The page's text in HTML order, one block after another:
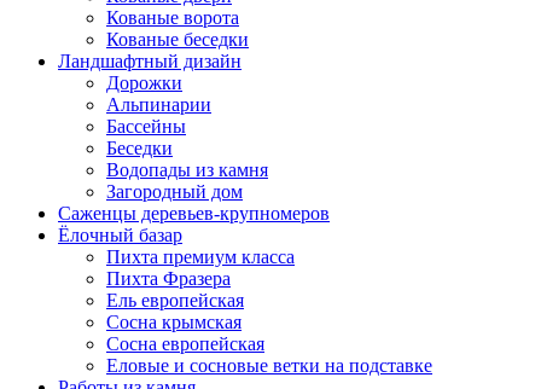
Кованые ворота
Кованые беседки
Ландшафтный дизайн
Дорожки
Альпинарии
Бассейны
Беседки
Водопады из камня
Загородный дом
Саженцы деревьев-крупномеров
Ёлочный базар
Пихта премиум класса
Пихта Фразера
Ель европейская
Сосна крымская
Сосна европейская
Еловые и сосновые ветки на подставке